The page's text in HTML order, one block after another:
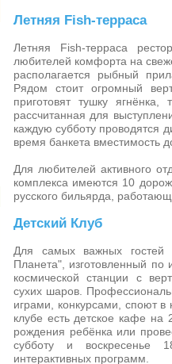
Летняя Fish-терраса
Летняя Fish-терраса
любителей комфорта на
располагается рыбный
Рядом стоит огромный
приготовят тушку
рассчитанная для
каждую субботу проводятся
время банкета вместимость
Для любителей активного
комплекса имеются 10
русского бильярда,
Детский Клуб
Для самых важных гостей
Планета", изготовленный по
космической станции с
сухих шаров.
играми, конкурсами, споют в
клубе есть детское кафе на
рождения ребёнка или
субботу и воскресенье
интерактивных программ.